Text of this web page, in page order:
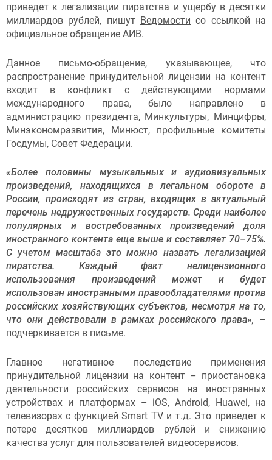
приведет к легализации пиратства и ущербу в десятки
миллиардов рублей, пишут Ведомости со ссылкой на
официальное обращение АИВ.
Данное письмо-обращение, указывающее, что
распространение принудительной лицензии на контент
входит в конфликт с действующими нормами
международного права, было направлено в
администрацию президента, Минкультуры, Минцифры,
Минэкономразвития, Минюст, профильные комитеты
Госдумы, Совет Федерации.
«Более половины музыкальных и аудиовизуальных
произведений, находящихся в легальном обороте в
России, происходят из стран, входящих в актуальный
перечень недружественных государств. Среди наиболее
популярных и востребованных произведений доля
иностранного контента еще выше и составляет 70–75%.
С учетом масштаба это можно назвать легализацией
пиратства. Каждый факт нелицензионного
использования произведений может и будет
использован иностранными правообладателями против
российских хозяйствующих субъектов, несмотря на то,
что они действовали в рамках российского права», –
подчеркивается в письме.
Главное негативное последствие применения
принудительной лицензии на контент – приостановка
деятельности российских сервисов на иностранных
устройствах и платформах – iOS, Android, Huawei, на
телевизорах с функцией Smart TV и т.д. Это приведет к
потере десятков миллиардов рублей и снижению
качества услуг для пользователей видеосервисов.